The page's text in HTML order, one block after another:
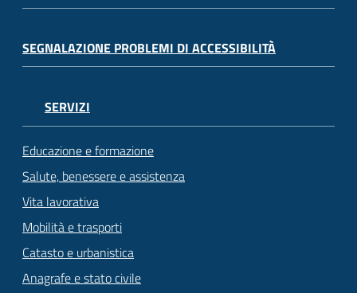
SEGNALAZIONE PROBLEMI DI ACCESSIBILITÀ
SERVIZI
Educazione e formazione
Salute, benessere e assistenza
Vita lavorativa
Mobilità e trasporti
Catasto e urbanistica
Anagrafe e stato civile